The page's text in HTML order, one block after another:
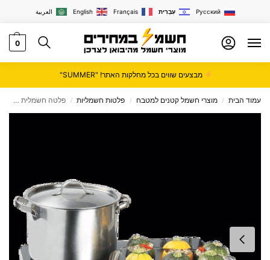
العربية English Français עִבְרִית Русский
0
מבצעים שווים בכל מחלקות האתר! "SUMMER"
עמוד הבית / מוצרי חשמל קטנים למטבח / פלטות חשמליות / פלטה חשמלית Hemilton דגם HEM269